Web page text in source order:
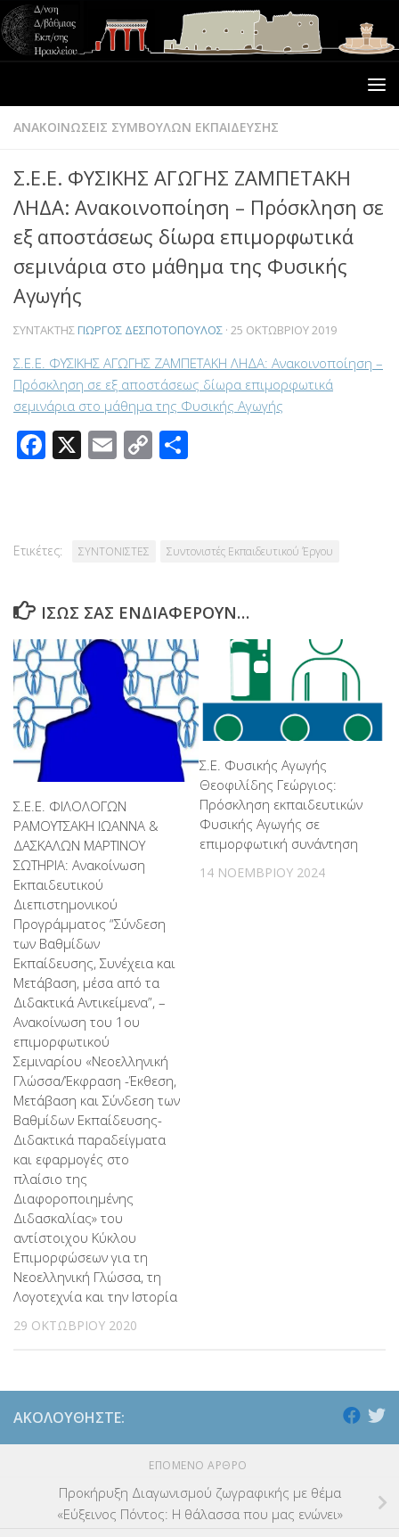
ΑΝΑΚΟΙΝΩΣΕΙΣ ΣΥΜΒΟΥΛΩΝ ΕΚΠΑΙΔΕΥΣΗΣ
Σ.Ε.Ε. ΦΥΣΙΚΗΣ ΑΓΩΓΗΣ ΖΑΜΠΕΤΑΚΗ
ΛΗΔΑ: Ανακοινοποίηση – Πρόσκληση σε
εξ αποστάσεως δίωρα επιμορφωτικά
σεμινάρια στο μάθημα της Φυσικής
Αγωγής
ΣΥΝΤΆΚΤΗΣ ΓΙΏΡΓΟΣ ΔΕΣΠΟΤΌΠΟΥΛΟΣ · 25 ΟΚΤΩΒΡΊΟΥ 2019
Σ.Ε.Ε. ΦΥΣΙΚΗΣ ΑΓΩΓΗΣ ΖΑΜΠΕΤΑΚΗ ΛΗΔΑ: Ανακοινοποίηση –
Πρόσκληση σε εξ αποστάσεως δίωρα επιμορφωτικά
σεμινάρια στο μάθημα της Φυσικής Αγωγής
Facebook
X Email
Copy
Ετικέτες: ΣΥΝΤΟΝΙΣΤΕΣ Συντονιστές Εκπαιδευτικού Έργου
ΊΣΩΣ ΣΑΣ ΕΝΔΙΑΦΈΡΟΥΝ…
Σ.Ε.Ε. ΦΙΛΟΛΟΓΩΝ
ΡΑΜΟΥΤΣΑΚΗ ΙΩΑΝΝΑ &
ΔΑΣΚΑΛΩΝ ΜΑΡΤΙΝΟΥ
ΣΩΤΗΡΙΑ: Ανακοίνωση
Εκπαιδευτικού
Διεπιστημονικού
Προγράμματος “Σύνδεση
των Βαθμίδων
Εκπαίδευσης, Συνέχεια και
Μετάβαση, μέσα από τα
Διδακτικά Αντικείμενα”, –
Ανακοίνωση του 1ου
επιμορφωτικού
Σεμιναρίου «Νεοελληνική
Γλώσσα/Έκφραση -Έκθεση,
Μετάβαση και Σύνδεση των
Βαθμίδων Εκπαίδευσης-
Διδακτικά παραδείγματα
και εφαρμογές στο
πλαίσιο της
Διαφοροποιημένης
Διδασκαλίας» του
αντίστοιχου Κύκλου
Επιμορφώσεων για τη
Νεοελληνική Γλώσσα, τη
Λογοτεχνία και την Ιστορία
29 ΟΚΤΩΒΡΊΟΥ 2020
Σ.Ε. Φυσικής Αγωγής
Θεοφιλίδης Γεώργιος:
Πρόσκληση εκπαιδευτικών
Φυσικής Αγωγής σε
επιμορφωτική συνάντηση
14 ΝΟΕΜΒΡΊΟΥ 2024
ΑΚΟΛΟΥΘΉΣΤΕ:
ΕΠΌΜΕΝΟ ΆΡΘΡΟ
Προκήρυξη Διαγωνισμού ζωγραφικής με θέμα
«Εύξεινος Πόντος: Η θάλασσα που μας ενώνει»